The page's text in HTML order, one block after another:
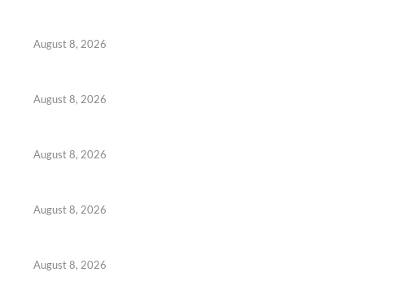
ചികിത്സാച്ചെലവ് കുറയ്ക്കാൻ കേന്ദ്രത്തിന്റെ പദ്ധതികൾ;
August 7, 2026
August 8, 2026
August 8, 2026
August 8, 2026
August 8, 2026
August 8, 2026